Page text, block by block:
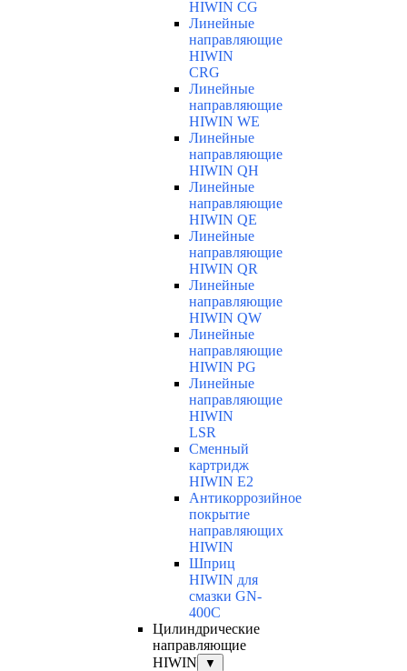
HIWIN CG
Линейные
направляющие
HIWIN
CRG
Линейные
направляющие
HIWIN WE
Линейные
направляющие
HIWIN QH
Линейные
направляющие
HIWIN QE
Линейные
направляющие
HIWIN QR
Линейные
направляющие
HIWIN QW
Линейные
направляющие
HIWIN PG
Линейные
направляющие
HIWIN
LSR
Сменный
картридж
HIWIN E2
Антикоррозийное
покрытие
направляющих
HIWIN
Шприц
HIWIN для
смазки GN-
400C
Цилиндрические
направляющие
HIWIN
▼